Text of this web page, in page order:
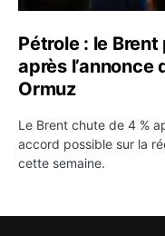
Pétrole : le
après l’annonce
Ormuz
Le Brent chute de 4 %
accord possible sur la
cette semaine.